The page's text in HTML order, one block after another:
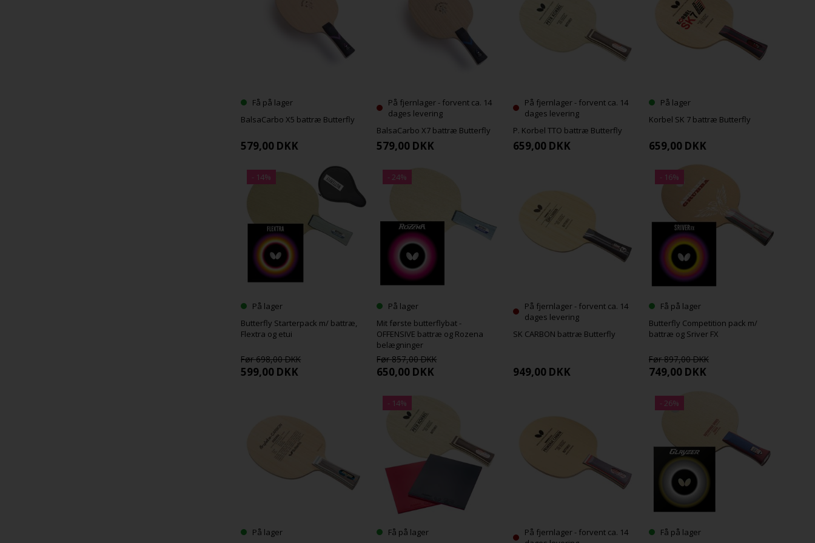
Få på lager
BalsaCarbo X5 battræ Butterfly
579,00 DKK
På fjernlager - forvent ca. 14
dages levering
BalsaCarbo X7 battræ Butterfly
579,00 DKK
På fjernlager - forvent ca. 14
dages levering
P. Korbel TTO battræ Butterfly
659,00 DKK
På lager
Korbel SK 7 battræ Butterfly
659,00 DKK
På lager
Butterfly Starterpack m/ battræ,
Flextra og etui
698,00
599,00 DKK
På lager
Mit første butterflybat -
OFFENSIVE battræ og Rozena
belægninger
857,00
650,00 DKK
På fjernlager - forvent ca. 14
dages levering
SK CARBON battræ Butterfly
949,00 DKK
Få på lager
Butterfly Competition pack m/
battræ og Sriver FX
897,00
749,00 DKK
På lager Få på lager
På fjernlager - forvent ca. 14
Få på lager